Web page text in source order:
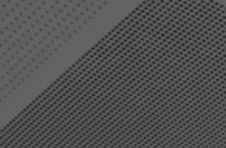
Hållbarhet
Installation
Underhåll
Designsamarbeten
Stories
FAQ